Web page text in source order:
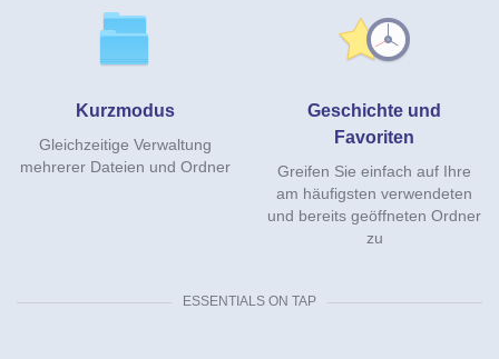
Kurzmodus
Gleichzeitige Verwaltung
mehrerer Dateien und Ordner
Geschichte und
Favoriten
Greifen Sie einfach auf Ihre
am häufigsten verwendeten
und bereits geöffneten Ordner
zu
ESSENTIALS ON TAP